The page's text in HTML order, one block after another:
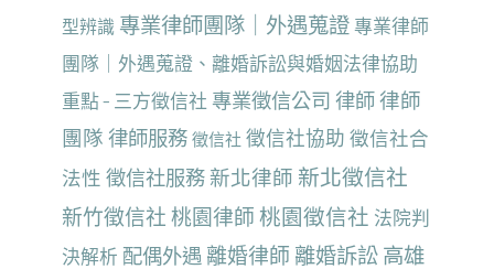
型辨識 專業律師團隊｜外遇蒐證 專業律師
團隊｜外遇蒐證、離婚訴訟與婚姻法律協助
重點 - 三方徵信社 專業徵信公司 律師律師
團隊 律師服務 徵信社 徵信社協助 徵信社合
法性 徵信社服務 新北律師 新北徵信社
新竹徵信社 桃園律師 桃園徵信社 法院判
決解析 配偶外遇 離婚律師 離婚訴訟 高雄